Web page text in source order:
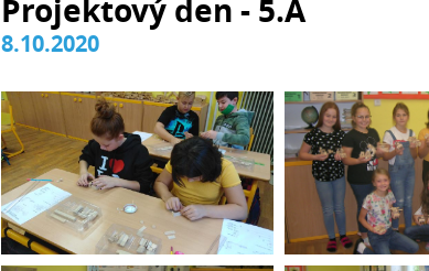
Projektový den - 5.A
8.10.2020